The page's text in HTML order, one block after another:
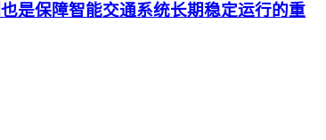
是保障智能交通系统长期稳定运行的重